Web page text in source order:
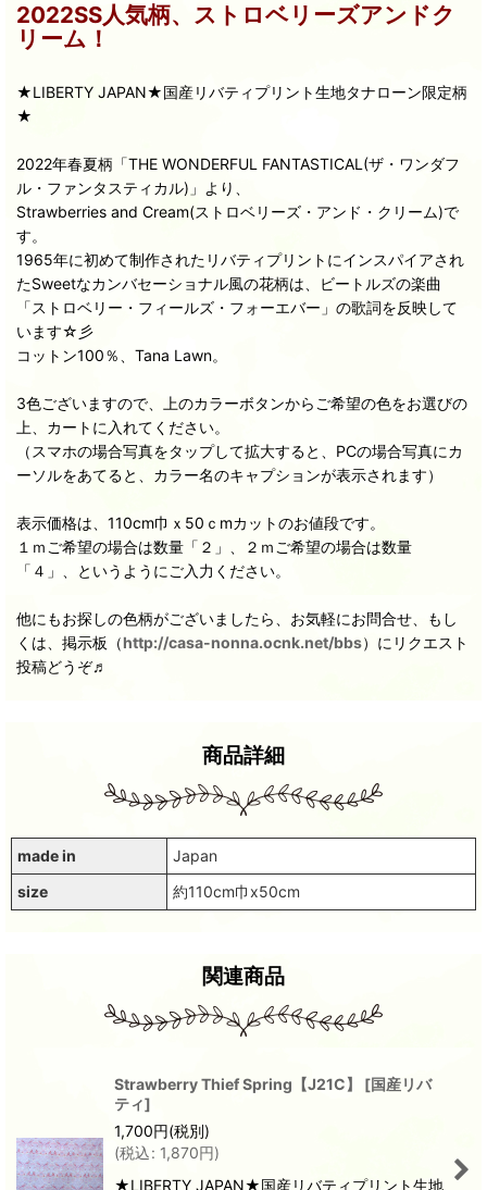
2022SS人気柄、ストロベリーズアンドク
リーム！
★LIBERTY JAPAN★国産リバティプリント生地タナローン限定柄
★
2022年春夏柄「THE WONDERFUL FANTASTICAL(ザ・ワンダフ
ル・ファンタスティカル)」より、
Strawberries and Cream(ストロベリーズ・アンド・クリーム)で
す。
1965年に初めて制作されたリバティプリントにインスパイアされ
たSweetなカンバセーショナル風の花柄は、ビートルズの楽曲
「ストロベリー・フィールズ・フォーエバー」の歌詞を反映して
います☆彡
コットン100％、Tana Lawn。
3色ございますので、上のカラーボタンからご希望の色をお選びの
上、カートに入れてください。
（スマホの場合写真をタップして拡大すると、PCの場合写真にカ
ーソルをあてると、カラー名のキャプションが表示されます）
表示価格は、110cm巾ｘ50ｃmカットのお値段です。
１ｍご希望の場合は数量「２」、２ｍご希望の場合は数量
「４」、というようにご入力ください。
他にもお探しの色柄がございましたら、お気軽にお問合せ、もし
くは、掲示板（http://casa-nonna.ocnk.net/bbs）にリクエスト
投稿どうぞ♬
商品詳細
made in
Japan
size
約110cm巾x50cm
関連商品
Strawberry Thief Spring【J21C】 [国産リバ
ティ]
1,700円(税別)
(税込: 1,870円)
★LIBERTY JAPAN★国産リバティプリント生地